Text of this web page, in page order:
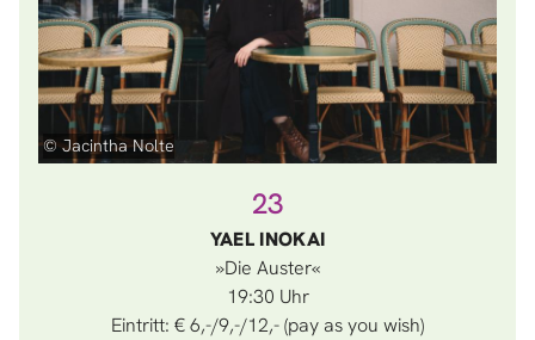
© Jacintha Nolte
23
YAEL INOKAI
»Die Auster«
19:30
Eintritt: € 6,-/9,-/12,- (pay as you wish)